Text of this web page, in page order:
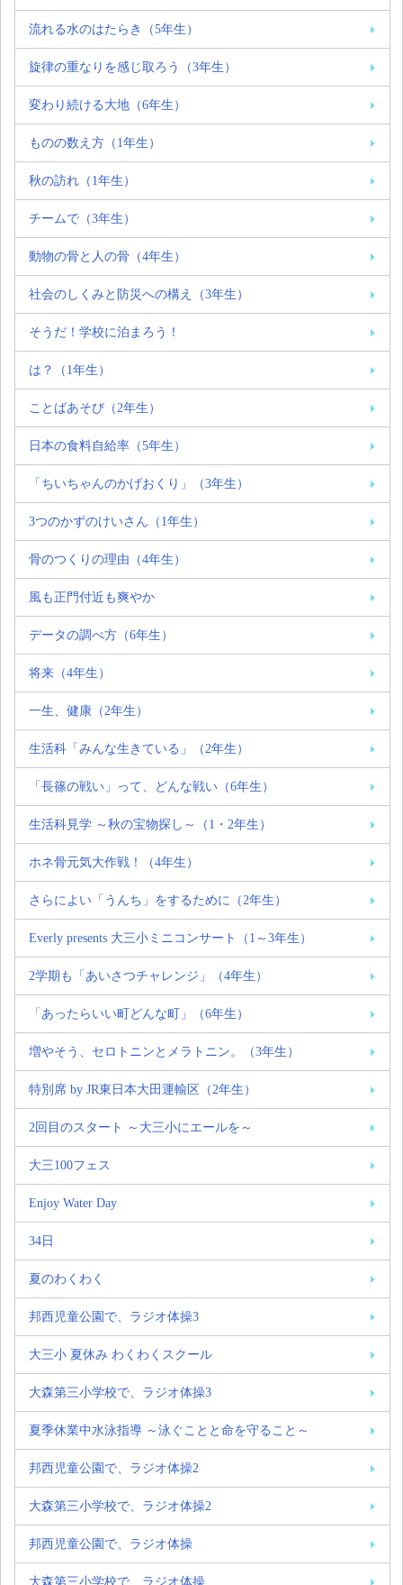
流れる水のはたらき（5年生）
旋律の重なりを感じ取ろう（3年生）
変わり続ける大地（6年生）
ものの数え方（1年生）
秋の訪れ（1年生）
チームで（3年生）
動物の骨と人の骨（4年生）
社会のしくみと防災への構え（3年生）
そうだ！学校に泊まろう！
は？（1年生）
ことばあそび（2年生）
日本の食料自給率（5年生）
「ちいちゃんのかげおくり」（3年生）
3つのかずのけいさん（1年生）
骨のつくりの理由（4年生）
風も正門付近も爽やか
データの調べ方（6年生）
将来（4年生）
一生、健康（2年生）
生活科「みんな生きている」（2年生）
「長篠の戦い」って、どんな戦い（6年生）
生活科見学 ～秋の宝物探し～（1・2年生）
ホネ骨元気大作戦！（4年生）
さらによい「うんち」をするために（2年生）
Everly presents 大三小ミニコンサート（1～3年生）
2学期も「あいさつチャレンジ」（4年生）
「あったらいい町どんな町」（6年生）
増やそう、セロトニンとメラトニン。（3年生）
特別席 by JR東日本大田運輸区（2年生）
2回目のスタート ～大三小にエールを～
大三100フェス
Enjoy Water Day
34日
夏のわくわく
邦西児童公園で、ラジオ体操3
大三小 夏休み わくわくスクール
大森第三小学校で、ラジオ体操3
夏季休業中水泳指導 ～泳ぐことと命を守ること～
邦西児童公園で、ラジオ体操2
大森第三小学校で、ラジオ体操2
邦西児童公園で、ラジオ体操
大森第三小学校で、ラジオ体操